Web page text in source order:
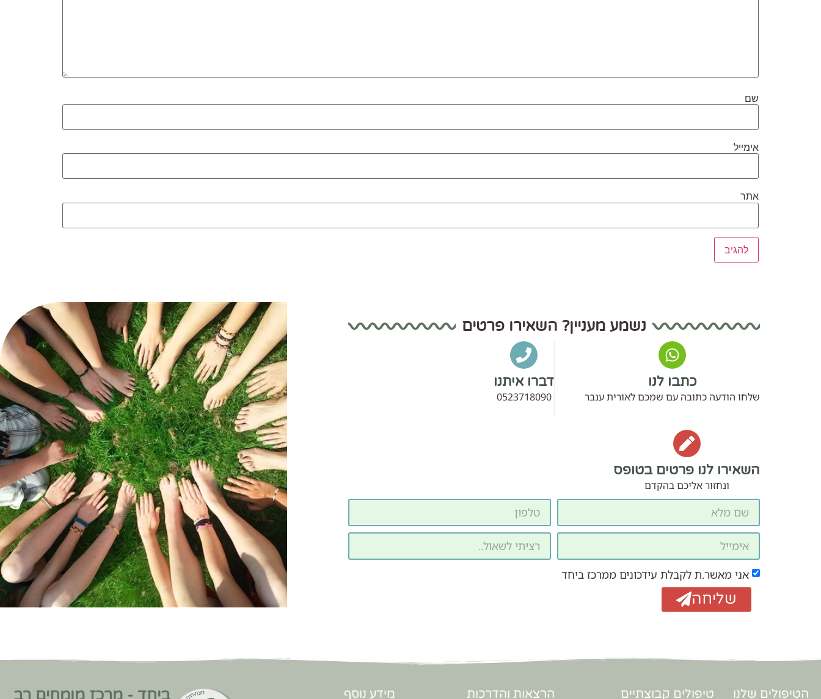
שם
אימייל
אתר
נשמע מעניין? השאירו פרטים
כתבו לנו
שלחו הודעה כתובה עם שמכם לאורית ענבר
דברו איתנו
0523718090
השאירו לנו פרטים בטופס
ונחזור אליכם בהקדם
אני מאשר.ת לקבלת עידכונים ממרכז ביחד
שליחה
הטיפולים שלנו טיפולים קבוצתיים הרצאות והדרכות מידע נוסף ביחד - מרכז מומחים רב